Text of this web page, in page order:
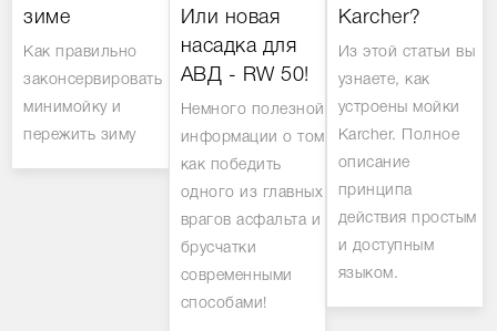
зиме
Как правильно
законсервировать
минимойку и
пережить зиму
Или новая
насадка для
АВД - RW 50!
Немного полезной
информации о том
как победить
одного из главных
врагов асфальта и
брусчатки
современными
способами!
Karcher?
Из этой статьи вы
узнаете, как
устроены мойки
Karcher. Полное
описание
принципа
действия простым
и доступным
языком.